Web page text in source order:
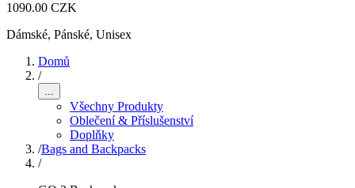
1090.00 CZK
Dámské, Pánské, Unisex
Domů
/
...
Všechny Produkty
Oblečení & Příslušenství
Doplňky
/Bags and Backpacks
/